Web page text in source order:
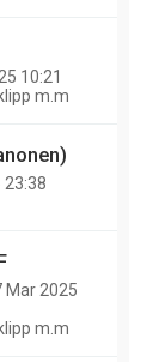
10:21
m.m
23:38
Mar 2025
m.m